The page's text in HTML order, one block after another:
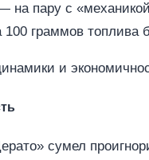
на пару с
100 граммов топлива
сумел